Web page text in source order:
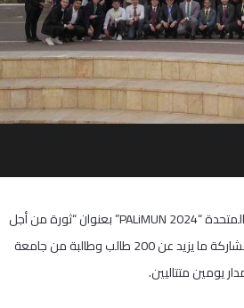
نظمت جامعة القدس النسخة السادسة من مؤتمر النموذج الفلسطيني العالمي لمحاكاة الأمم المتحدة “2024 PALiMUN” بعنوان “ثورة من أجل
العدالة، اتحاد من أجل التغيير”، بدعم من المنحة القطرية ضمن مشروع “التعليم فوق الجميع”، ومشاركة ما يزيد عن 200 طالب وطالبة من جامعة